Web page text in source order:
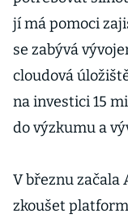
jí má pomoci
se zabývá
cloudová
na investici 15
do výzkumu a
V březnu začala
zkoušet